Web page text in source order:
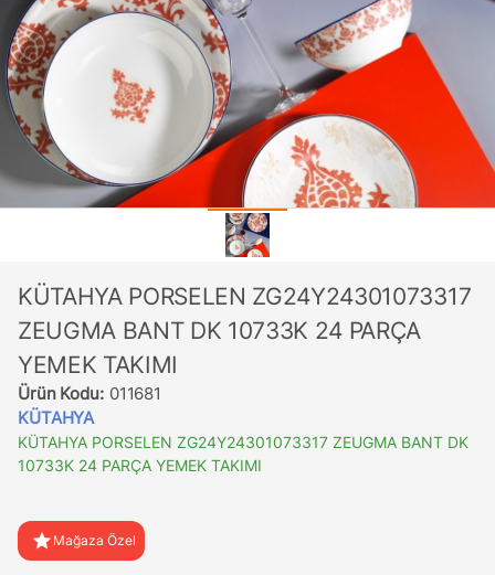
KÜTAHYA PORSELEN ZG24Y24301073317
ZEUGMA BANT DK 10733K 24 PARÇA
YEMEK TAKIMI
Ürün Kodu: 011681
KÜTAHYA
KÜTAHYA PORSELEN ZG24Y24301073317 ZEUGMA BANT DK
10733K 24 PARÇA YEMEK TAKIMI
star Mağaza Özel